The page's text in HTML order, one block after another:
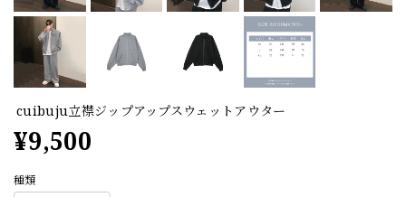
cuibuju立襟ジップアップスウェットアウター
¥9,500
種類